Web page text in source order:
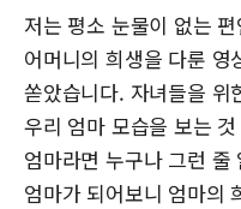
저는 평소 눈물이 없는
어머니의 희생을 다룬 영
쏟았습니다. 자녀들을 위
우리 엄마 모습을 보는
엄마라면 누구나 그런
엄마가 되어보니 엄마의